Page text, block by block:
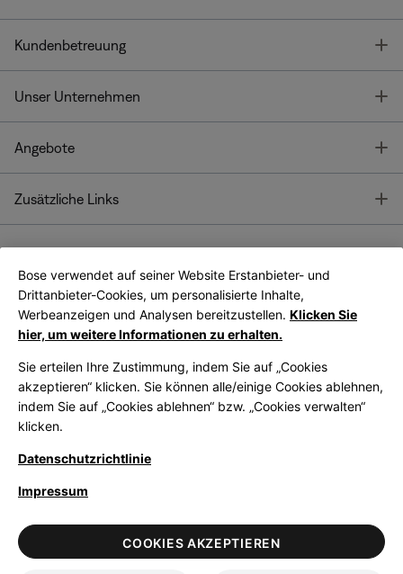
Kundenbetreuung
Unser Unternehmen
Angebote
Zusätzliche Links
Bose App
Bose Connect
App
LegalDatenschutzrichtlinieZugänglichkeitHinweis zu Cookies
VerkaufsbedingungenNutzungsbedingungen
Bose verwendet auf seiner Website Erstanbieter- und
Drittanbieter-Cookies, um personalisierte Inhalte,
Werbeanzeigen und Analysen bereitzustellen. Klicken Sie
hier, um weitere Informationen zu erhalten.
Sie erteilen Ihre Zustimmung, indem Sie auf „Cookies
akzeptieren“ klicken. Sie können alle/einige Cookies ablehnen,
indem Sie auf „Cookies ablehnen“ bzw. „Cookies verwalten“
klicken.
Datenschutzrichtlinie
Impressum
COOKIES AKZEPTIEREN